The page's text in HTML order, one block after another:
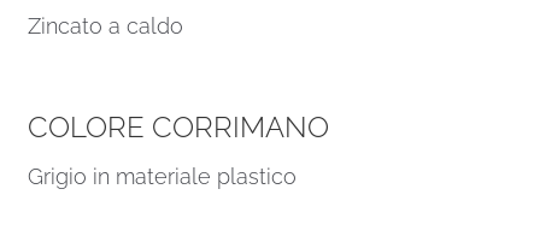
Zincato a caldo
COLORE CORRIMANO
Grigio in materiale plastico